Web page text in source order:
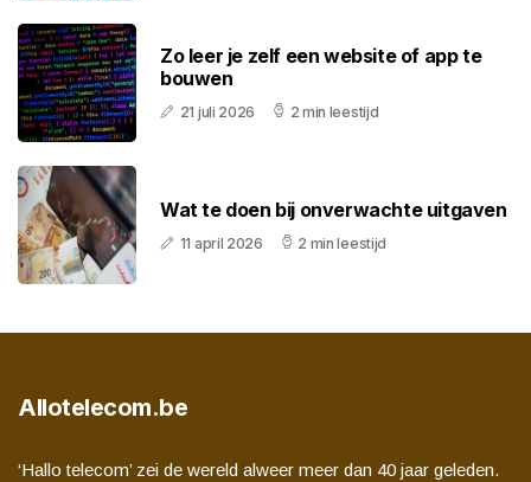
Zo leer je zelf een website of app te
bouwen
21 juli 2026 2 min leestijd
Wat te doen bij onverwachte uitgaven
11 april 2026 2 min leestijd
Allotelecom.be
‘Hallo telecom’ zei de wereld alweer meer dan 40 jaar geleden.